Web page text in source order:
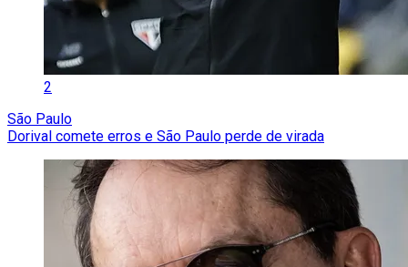
2
São Paulo
Dorival comete erros e São Paulo perde de virada